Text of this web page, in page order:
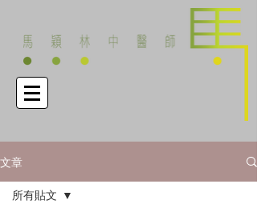
文章
所有貼文